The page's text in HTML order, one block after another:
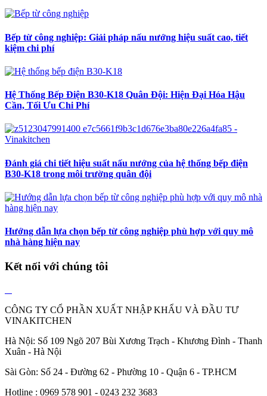
Bếp từ công nghiệp: Giải pháp nấu nướng hiệu suất cao, tiết
kiệm chi phí
Hệ Thống Bếp Điện B30-K18 Quân Đội: Hiện Đại Hóa Hậu
Cần, Tối Ưu Chi Phí
Đánh giá chi tiết hiệu suất nấu nướng của hệ thống bếp điện
B30-K18 trong môi trường quân đội
Hướng dẫn lựa chọn bếp từ công nghiệp phù hợp với quy mô
nhà hàng hiện nay
Kết nối với chúng tôi
CÔNG TY CỔ PHẦN XUẤT NHẬP KHẨU VÀ ĐẦU TƯ
VINAKITCHEN
Hà Nội: Số 109 Ngõ 207 Bùi Xương Trạch - Khương Đình - Thanh
Xuân - Hà Nội
Sài Gòn: Số 24 - Đường 62 - Phường 10 - Quận 6 - TP.HCM
Hotline : 0969 578 901 - 0243 232 3683